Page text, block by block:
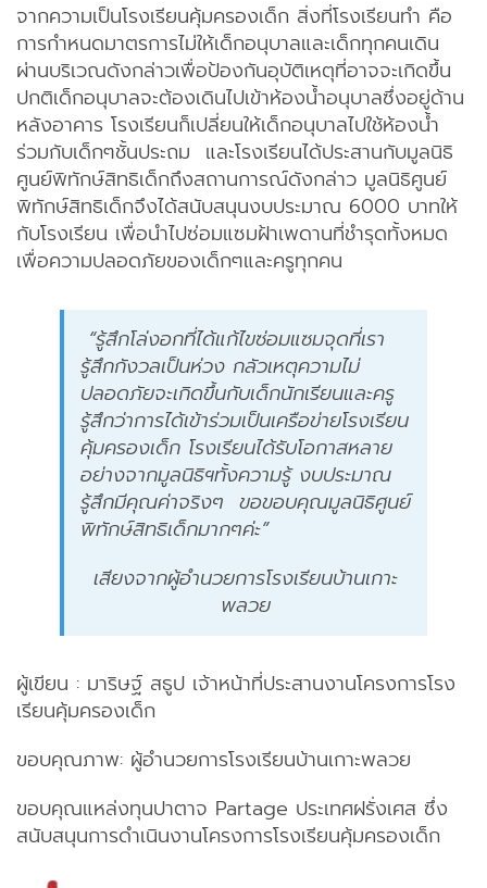
จากความเป็นโรงเรียนคุ้มครองเด็ก สิ่งที่โรงเรียนทำ คือ
การกำหนดมาตรการไม่ให้เด็กอนุบาลและเด็กทุกคนเดิน
ผ่านบริเวณดังกล่าวเพื่อป้องกันอุบัติเหตุที่อาจจะเกิดขึ้น
ปกติเด็กอนุบาลจะต้องเดินไปเข้าห้องน้ำอนุบาลซึ่งอยู่ด้าน
หลังอาคาร โรงเรียนก็เปลี่ยนให้เด็กอนุบาลไปใช้ห้องน้ำ
ร่วมกับเด็กๆชั้นประถม และโรงเรียนได้ประสานกับมูลนิธิ
ศูนย์พิทักษ์สิทธิเด็กถึงสถานการณ์ดังกล่าว มูลนิธิศูนย์
พิทักษ์สิทธิเด็กจึงได้สนับสนุนงบประมาณ 6000 บาทให้
กับโรงเรียน เพื่อนำไปซ่อมแซมฝ้าเพดานที่ชำรุดทั้งหมด
เพื่อความปลอดภัยของเด็กๆและครูทุกคน
“รู้สึกโล่งอกที่ได้แก้ไขซ่อมแซมจุดที่เรา
รู้สึกกังวลเป็นห่วง กลัวเหตุความไม่
ปลอดภัยจะเกิดขึ้นกับเด็กนักเรียนและครู
รู้สึกว่าการได้เข้าร่วมเป็นเครือข่ายโรงเรียน
คุ้มครองเด็ก โรงเรียนได้รับโอกาสหลาย
อย่างจากมูลนิธิฯทั้งความรู้ งบประมาณ
รู้สึกมีคุณค่าจริงๆ ขอขอบคุณมูลนิธิศูนย์
พิทักษ์สิทธิเด็กมากๆค่ะ”
เสียงจากผู้อำนวยการโรงเรียนบ้านเกาะ
พลวย
ผู้เขียน : มาริษฐ์ สธูป เจ้าหน้าที่ประสานงานโครงการโรง
เรียนคุ้มครองเด็ก
ขอบคุณภาพ: ผู้อำนวยการโรงเรียนบ้านเกาะพลวย
ขอบคุณแหล่งทุนปาตาจ Partage ประเทศฝรั่งเศส ซึ่ง
สนับสนุนการดำเนินงานโครงการโรงเรียนคุ้มครองเด็ก